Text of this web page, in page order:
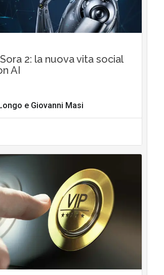
2: la nuova vita social
AI
e Giovanni Masi